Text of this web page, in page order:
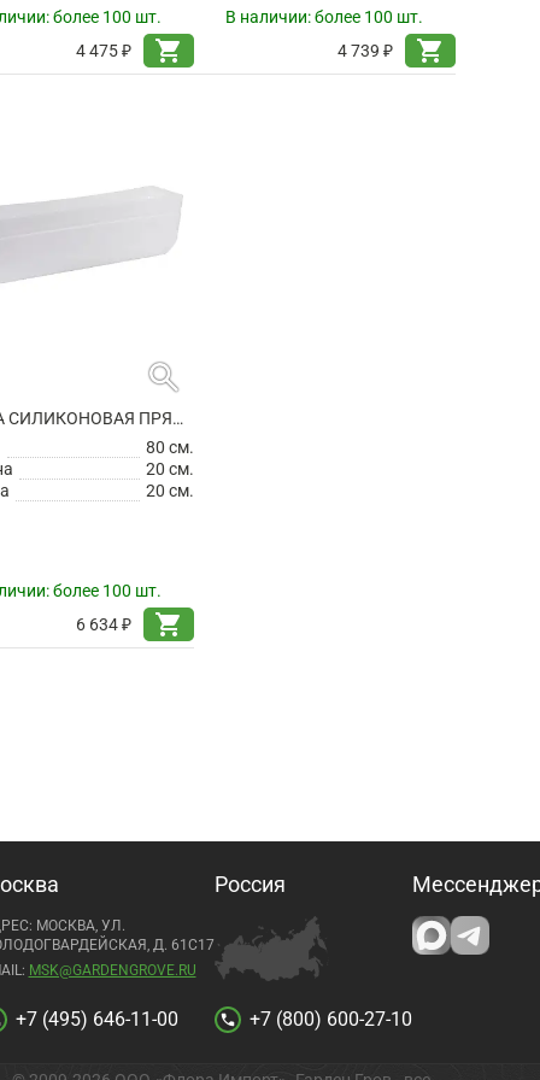
более 100 шт.
4 475 ₽
shopping_cart
В наличии:более 100 шт.
4 739 ₽
shopping_cart
search
ВСТАВКА СИЛИКОНОВАЯ ПРЯМОУГОЛЬНАЯ
80 см.
20 см.
20 см.
более 100 шт.
6 634 ₽
shopping_cart
МОСКВА, УЛ.
Д. 61С17
MSK@GARDENGROVE.RU
+7 (495) 646-11-00
Россия
call +7 (800) 600-27-10